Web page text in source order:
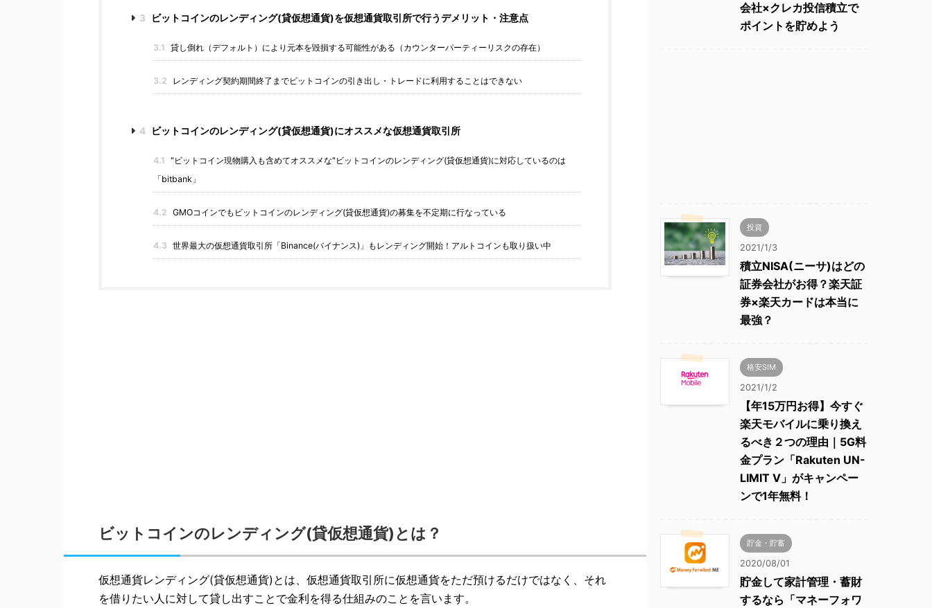
3 ビットコインのレンディング(貸仮想通貨)を仮想通貨取引所で行うデメリット・注意点
3.1 貸し倒れ（デフォルト）により元本を毀損する可能性がある（カウンターパーティーリスクの存在）
3.2 レンディング契約期間終了までビットコインの引き出し・トレードに利用することはできない
4 ビットコインのレンディング(貸仮想通貨)にオススメな仮想通貨取引所
4.1 "ビットコイン現物購入も含めてオススメな"ビットコインのレンディング(貸仮想通貨)に対応しているのは
「bitbank」
4.2 GMOコインでもビットコインのレンディング(貸仮想通貨)の募集を不定期に行なっている
4.3 世界最大の仮想通貨取引所「Binance(バイナンス)」もレンディング開始！アルトコインも取り扱い中
ビットコインのレンディング(貸仮想通貨)とは？
仮想通貨レンディング(貸仮想通貨)とは、仮想通貨取引所に仮想通貨をただ預けるだけではなく、それ
を借りたい人に対して貸し出すことで金利を得る仕組みのことを言います。
会社×クレカ投信積立で
ポイントを貯めよう
投資
2021/1/3
積立NISA(ニーサ)はどの
証券会社がお得？楽天証
券×楽天カードは本当に
最強？
格安SIM
2021/1/2
【年15万円お得】今すぐ
楽天モバイルに乗り換え
るべき２つの理由｜5G料
金プラン「Rakuten UN-
LIMIT V」がキャンペー
ンで1年無料！
貯金・貯蓄
2020/08/01
貯金して家計管理・蓄財
するなら「マネーフォワ